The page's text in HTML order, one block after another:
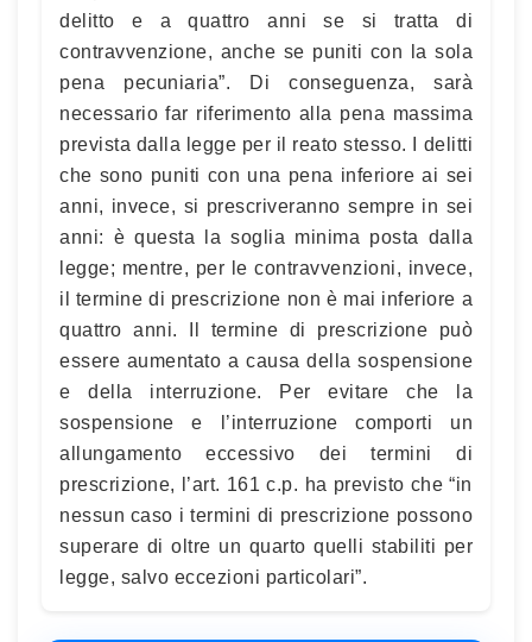
delitto e a quattro anni se si tratta di
contravvenzione, anche se puniti con la sola
pena pecuniaria”. Di conseguenza, sarà
necessario far riferimento alla pena massima
prevista dalla legge per il reato stesso. I delitti
che sono puniti con una pena inferiore ai sei
anni, invece, si prescriveranno sempre in sei
anni: è questa la soglia minima posta dalla
legge; mentre, per le contravvenzioni, invece,
il termine di prescrizione non è mai inferiore a
quattro anni. Il termine di prescrizione può
essere aumentato a causa della sospensione
e della interruzione. Per evitare che la
sospensione e l’interruzione comporti un
allungamento eccessivo dei termini di
prescrizione, l’art. 161 c.p. ha previsto che “in
nessun caso i termini di prescrizione possono
superare di oltre un quarto quelli stabiliti per
legge, salvo eccezioni particolari”.